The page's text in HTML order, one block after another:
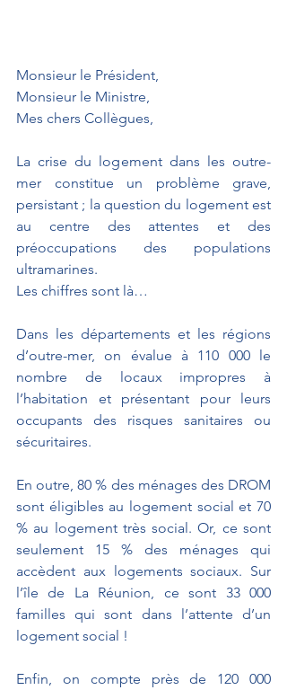
Monsieur le Président,
Monsieur le Ministre,
Mes chers Collègues,
La crise du logement dans les outre-
mer constitue un problème grave,
persistant ; la question du logement est
au centre des attentes et des
préoccupations des populations
ultramarines.
Les chiffres sont là…
Dans les départements et les régions
d’outre-mer, on évalue à 110 000 le
nombre de locaux impropres à
l’habitation et présentant pour leurs
occupants des risques sanitaires ou
sécuritaires.
En outre, 80 % des ménages des DROM
sont éligibles au logement social et 70
% au logement très social. Or, ce sont
seulement 15 % des ménages qui
accèdent aux logements sociaux. Sur
l’île de La Réunion, ce sont 33 000
familles qui sont dans l’attente d’un
logement social !
Enfin, on compte près de 120 000